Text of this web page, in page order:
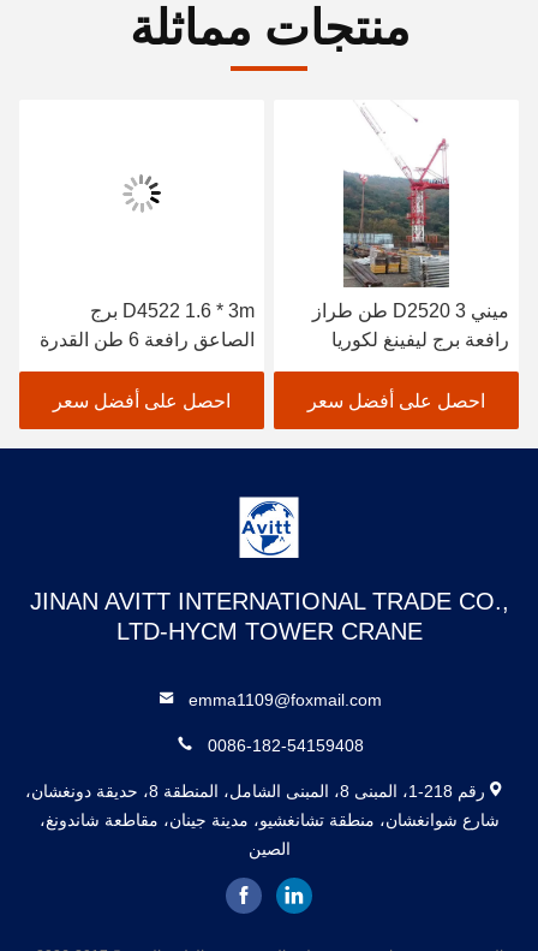
منتجات مماثلة
ميني D2520 3 طن طراز
رافعة برج ليفينغ لكوريا
الجنوبية
احصل على أفضل سعر
D4522 1.6 * 3m برج
الصاعق رافعة 6 طن القدرة
على الحمل ارتفاع الصاعق
احصل على أفضل سعر
JINAN AVITT INTERNATIONAL TRADE CO.,
LTD-HYCM TOWER CRANE
emma1109@foxmail.com
0086-182-54159408
رقم 218-1، المبنى 8، المبنى الشامل، المنطقة 8، حديقة دونغشان،
شارع شوانغشان، منطقة تشانغشيو، مدينة جينان، مقاطعة شاندونغ،
الصين